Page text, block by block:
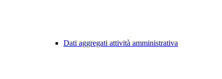
Dati aggregati attività amministrativa